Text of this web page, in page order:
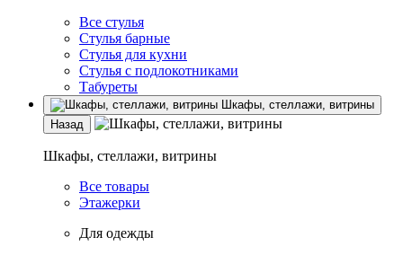
Все стулья
Стулья барные
Стулья для кухни
Стулья с подлокотниками
Табуреты
Шкафы, стеллажи, витрины
Назад
Шкафы, стеллажи, витрины
Все товары
Этажерки
Для одежды